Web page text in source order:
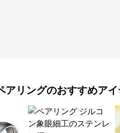
アリングのおすすめアイ